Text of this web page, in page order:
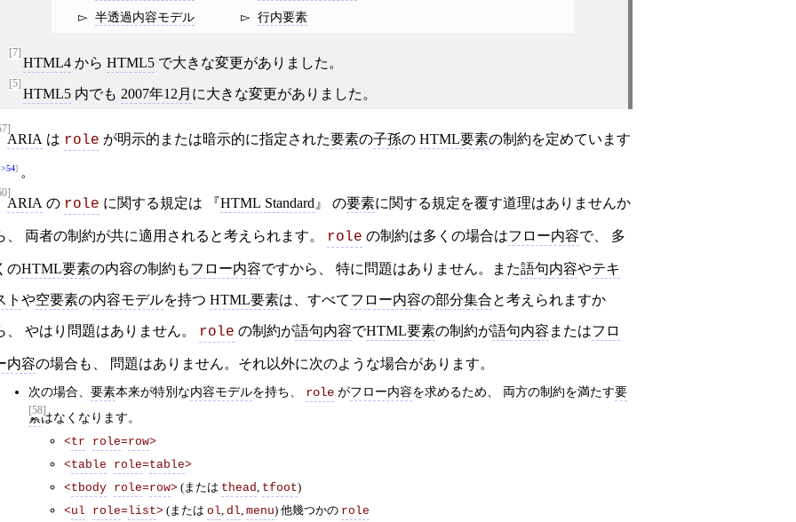
半透過内容モデル
行内要素
[7]
HTML4から HTML5で大きな変更がありました。
[5]
HTML5内でも 2007年12月 に大きな変更がありました。
ARIA は role が明示的または暗示的に指定された要素の子孫の HTML要素の制約を定めています
。
ARIA の role に関する規定は HTML Standard の要素に関する規定を覆す道理はありませんか
、 両者の制約が共に適用されると考えられます。 role の制約は多くの場合はフロー内容で、 多
のHTML要素の内容の制約もフロー内容ですから、 特に問題はありません。また語句内容やテキ
ト や空要素の内容モデルを持つ HTML要素は、すべてフロー内容の部分集合と考えられますか
、 やはり問題はありません。 role の制約が語句内容でHTML要素の制約が語句内容 またはフロ
内容の場合も、 問題はありません。それ以外に次のような場合があります。
[58]
次の場合、 要素本来が特別な内容モデルを持ち、 role がフロー内容を求めるため、 両方の制約を満たす要
素はなくなります。
<tr role=row>
<table role=table>
<tbody role=row> (または thead, tfoot)
<ul role=list> (または ol, dl, menu) 他幾つかの role